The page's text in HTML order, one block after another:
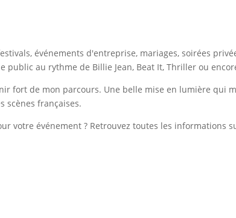
événements d'entreprise, mariages, soirées
au rythme de Billie Jean, Beat It, Thriller ou
fort de mon parcours. Une belle mise en lumière qui
scènes françaises.
votre événement ? Retrouvez toutes les informations